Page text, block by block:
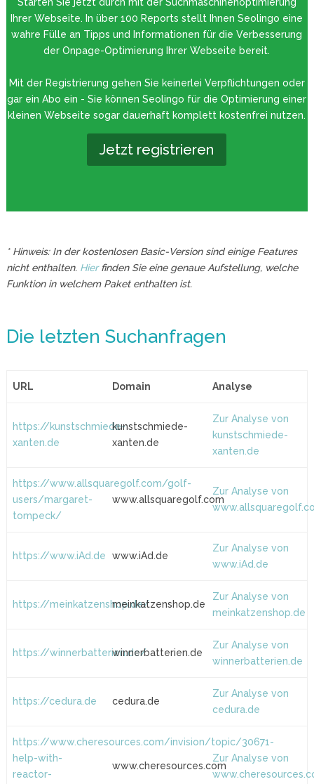
Ihrer Webseite. In über 100 Reports stellt Ihnen Seolingo eine
wahre Fülle an Tipps und Informationen für die Verbesserung
der Onpage-Optimierung Ihrer Webseite bereit.
Mit der Registrierung gehen Sie keinerlei Verpflichtungen oder
gar ein Abo ein - Sie können Seolingo für die Optimierung einer
kleinen Webseite sogar dauerhaft komplett kostenfrei nutzen.
Jetzt registrieren
* Hinweis: In der kostenlosen Basic-Version sind einige Features
nicht enthalten. Hierfinden Sie eine genaue Aufstellung, welche
Funktion in welchem Paket enthalten ist.
Die letzten Suchanfragen
URL Domain Analyse
https://kunstschmiede-
xanten.de
kunstschmiede-
xanten.de
Zur Analyse von
kunstschmiede-
xanten.de
https://www.allsquaregolf.com/golf-
users/margaret-
tompeck/
www.allsquaregolf.com
Zur Analyse von
https://www.iAd.de www.iAd.de
Zur Analyse von
www.iAd.de
https://meinkatzenshop.de/meinkatzenshop.de
Zur Analyse von
meinkatzenshop.de
https://winnerbatterien.de/winnerbatterien.de
Zur Analyse von
winnerbatterien.de
https://cedura.de cedura.de
Zur Analyse von
cedura.de
https://www.cheresources.com/invision/topic/30671-
help-with-
reactor-
www.cheresources.com
Zur Analyse von